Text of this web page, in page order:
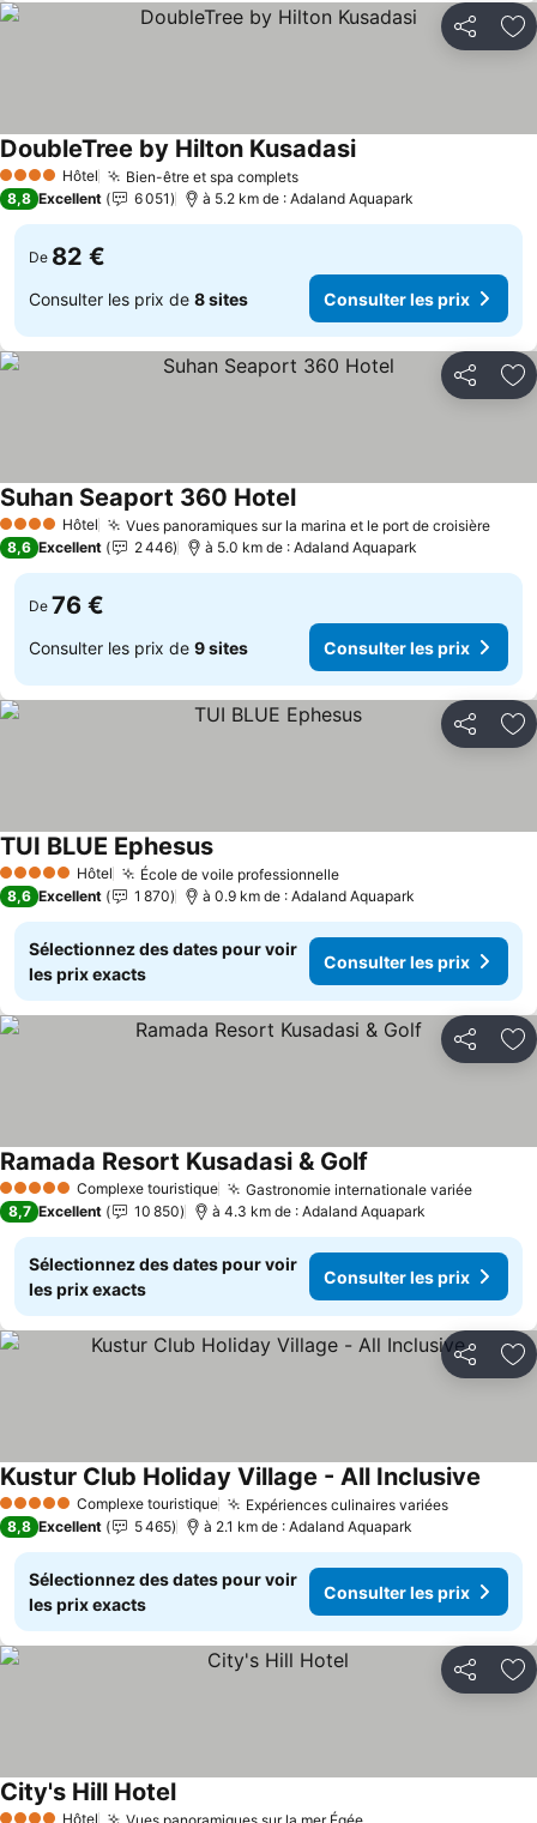
Partager
4 Étoiles Hôtel Bien-être et spa complets
DoubleTree by Hilton Kusadasi
8,8 Excellent 6 051 à 5.2 km de : Adaland Aquapark
De 82 €
Consulter les prix de 8 sites Consulter les prix
Partager
4 Étoiles Hôtel Vues panoramiques sur la marina et le port de croisière
Suhan Seaport 360 Hotel
8,6 Excellent 2 446 à 5.0 km de : Adaland Aquapark
De 76 €
Consulter les prix de 9 sites Consulter les prix
Partager
5 Étoiles Hôtel École de voile professionnelle
TUI BLUE Ephesus
8,6 Excellent 1 870 à 0.9 km de : Adaland Aquapark
Sélectionnez des dates pour voir
les prix exacts
Consulter les prix
Partager
5 Étoiles Complexe touristique Gastronomie internationale variée
Ramada Resort Kusadasi & Golf
8,7 Excellent 10 850 à 4.3 km de : Adaland Aquapark
Sélectionnez des dates pour voir
les prix exacts
Consulter les prix
Partager
5 Étoiles Complexe touristique Expériences culinaires variées
Kustur Club Holiday Village - All Inclusive
8,8 Excellent 5 465 à 2.1 km de : Adaland Aquapark
Sélectionnez des dates pour voir
les prix exacts
Consulter les prix
Partager
Hôtel Vues panoramiques sur la mer Égée
City's Hill Hotel